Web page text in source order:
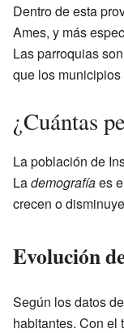
Dentro de esta
Ames, y más
Las parroquias
que los
¿Cuántas
La población de
Lademografíaes
crecen o
Evolución
Según los datos
habitantes. Con el